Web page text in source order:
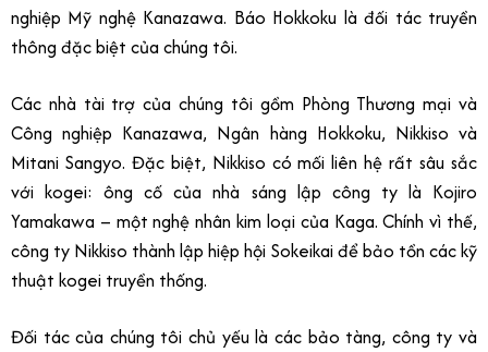
nghiệp Mỹ nghệ Kanazawa. Báo Hokkoku là đối tác truyền
thông đặc biệt của chúng tôi.
Các nhà tài trợ của chúng tôi gồm Phòng Thương mại và
Công nghiệp Kanazawa, Ngân hàng Hokkoku, Nikkiso và
Mitani Sangyo. Đặc biệt, Nikkiso có mối liên hệ rất sâu sắc
với kogei: ông cố của nhà sáng lập công ty là Kojiro
Yamakawa – một nghệ nhân kim loại của Kaga. Chính vì thế,
công ty Nikkiso thành lập hiệp hội Sokeikai để bảo tồn các kỹ
thuật kogei truyền thống.
Đối tác của chúng tôi chủ yếu là các bảo tàng, công ty và